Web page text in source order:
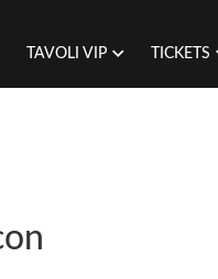
TAVOLI VIP TICKETS